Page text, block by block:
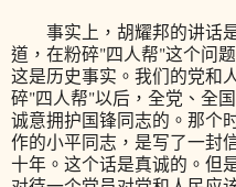
事实上，胡耀邦的讲话
道，在粉碎"四人帮"这个问
这是历史事实。我们的党和
碎"四人帮"以后，全党、全
诚意拥护国锋同志的。那个
作的小平同志，是写了一封
十年。这个话是真诚的。但